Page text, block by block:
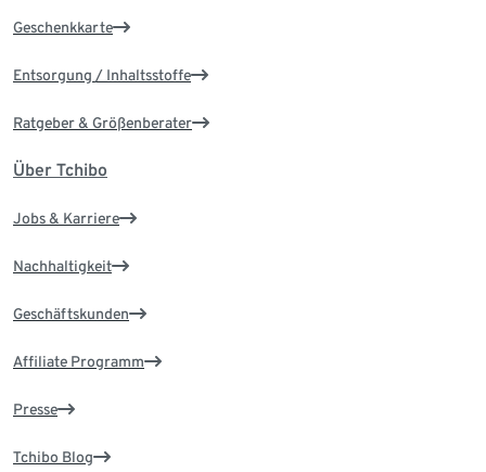
Geschenkkarte
Entsorgung / Inhaltsstoffe
Ratgeber & Größenberater
Über Tchibo
Jobs & Karriere
Nachhaltigkeit
Geschäftskunden
Affiliate Programm
Presse
Tchibo Blog